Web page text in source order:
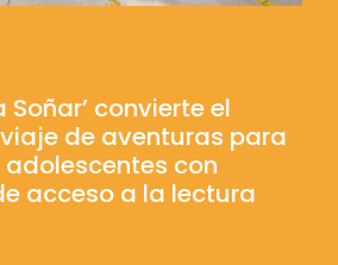
Soñar’ convierte el
de aventuras para
adolescentes con
acceso a la lectura